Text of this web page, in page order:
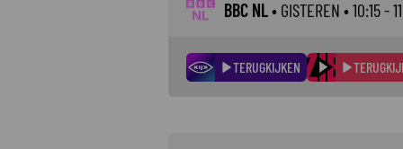
BBC NL• GISTEREN • 10:15 -
TERUGKIJKEN